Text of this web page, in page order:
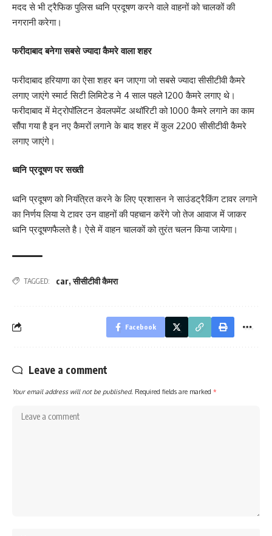
मदद से भी ट्रैफिक पुलिस ध्वनि प्रदूषण करने वाले वाहनों को चालकों की
नगरानी करेगा।
फरीदाबाद बनेगा सबसे ज्यादा कैमरे वाला शहर
फरीदाबाद हरियाणा का ऐसा शहर बन जाएगा जो सबसे ज्यादा सीसीटीवी कैमरे
लगाए जाएंगे स्मार्ट सिटी लिमिटेड ने 4 साल पहले 1200 कैमरे लगाए थे।
फरीदाबाद में मेट्रोपॉलिटन डेवलपमेंट अथॉरिटी को 1000 कैमरे लगाने का काम
सौंपा गया है इन नए कैमरों लगाने के बाद शहर में कुल 2200 सीसीटीवी कैमरे
लगाए जाएंगे।
ध्वनि प्रदूषण पर सख्ती
ध्वनि प्रदूषण को नियंत्रित करने के लिए प्रशासन ने साउंडट्रैकिंग टावर लगाने
का निर्णय लिया ये टावर उन वाहनों की पहचान करेंगे जो तेज आवाज में जाकर
ध्वनि प्रदूषणफैलते है। ऐसे में वाहन चालकों को तुरंत चलन किया जायेगा।
TAGGED: car,सीसीटीवी कैमरा
Facebook
Leave a comment
Your email address will not be published. Required fields are marked *